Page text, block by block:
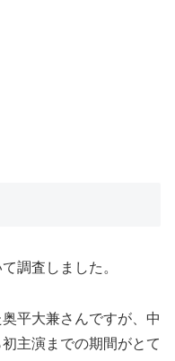
調査しました。
平大兼さんですが、中
主演までの期間がとて